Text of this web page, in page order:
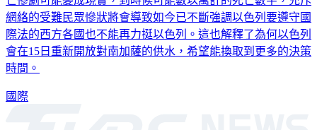
網絡的受難民眾慘狀將會導致如今已不斷強調以色列要遵守國
際法的西方各國也不能再力挺以色列。這也解釋了為何以色列
會在15日重新開放對南加薩的供水，希望能換取到更多的決策
時間。
國際